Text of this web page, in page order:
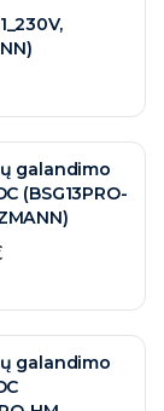
galandimo
(BSG13PRO-
galandimo